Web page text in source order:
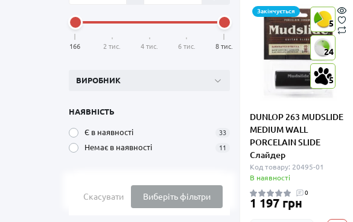
166 2 тис. 4 тис. 6 тис. 8 тис.
ВИРОБНИК
НАЯВНІСТЬ
Є в наявності 33
Немає в наявності 11
Скасувати Виберіть фільтри
Закінчується
5
24
5
DUNLOP 263 MUDSLIDE
MEDIUM WALL
PORCELAIN SLIDE
Слайдер
Код товару: 20495-01
В наявності
0
1 197 грн